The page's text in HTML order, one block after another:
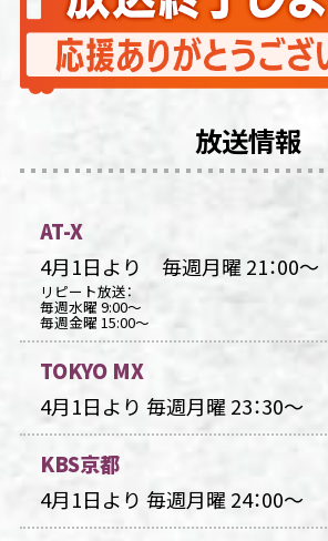
GOODS
MUSIC
Blu-ray/DVD
SPECIAL
HERE
放送情報
AT-X
4月1日より 毎週月曜 21：00～
リピート放送：
毎週水曜 9:00～
毎週金曜 15:00～
TOKYO MX
4月1日より 毎週月曜 23：30～
KBS京都
4月1日より 毎週月曜 24：00～